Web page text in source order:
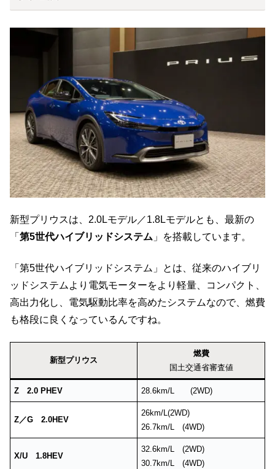
新型プリウスは、2.0Lモデル／1.8Lモデルとも、最新の
「 第5世代ハイブリッドシステム 」を搭載しています。
「第5世代ハイブリッドシステム」とは、従来のハイブリ
ッドシステムより電気モーターをより軽量、コンパクト、
高出力化し、電気駆動比率を高めたシステムなので、燃費
も格段に良くなっているんですね。
新型プリウス
燃費
国土交通省審査値
Z 2.0 PHEV 28.6km/L (2WD)
Z／G 2.0HEV
26km/L(2WD)
26.7km/L (4WD)
X/U 1.8HEV
32.6km/L (2WD)
30.7km/L (4WD)